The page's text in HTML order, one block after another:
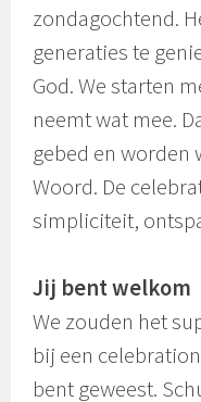
zondagochtend.
generaties te
God. We starten
neemt wat mee.
gebed en worden
Woord. De
simpliciteit,
Jij bent welkom
We zouden het
bij een
bent geweest.